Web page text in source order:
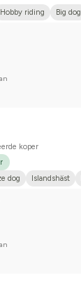
Hobby riding Big dog
koper
dog Islandshäst